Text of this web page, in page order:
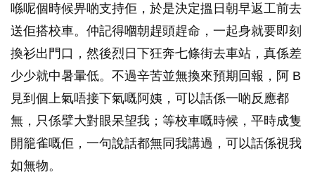
喺呢個時候畀啲支持佢，於是決定搵日朝早返工前去
送佢搭校車。仲記得嗰朝趕頭趕命，一起身就要即刻
換衫出門口，然後烈日下狂奔七條街去車站，真係差
少少就中暑暈低。不過辛苦並無換來預期回報，阿 B
見到個上氣唔接下氣嘅阿姨，可以話係一啲反應都
無，只係擘大對眼呆望我；等校車嘅時候，平時成隻
開籠雀嘅佢，一句說話都無同我講過，可以話係視我
如無物。